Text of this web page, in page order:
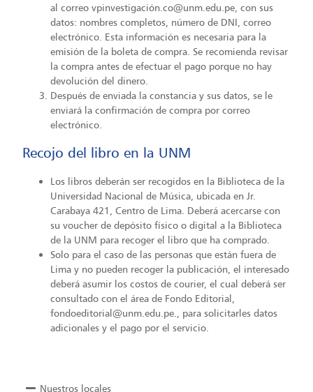
al correo vpinvestigación.co@unm.edu.pe, con sus
datos: nombres completos, número de DNI, correo
electrónico. Esta información es necesaria para la
emisión de la boleta de compra. Se recomienda revisar
la compra antes de efectuar el pago porque no hay
devolución del dinero.
Después de enviada la constancia y sus datos, se le
enviará la confirmación de compra por correo
electrónico.
Recojo del libro en la UNM
Los libros deberán ser recogidos en la Biblioteca de la
Universidad Nacional de Música, ubicada en Jr.
Carabaya 421, Centro de Lima. Deberá acercarse con
su voucher de depósito físico o digital a la Biblioteca
de la UNM para recoger el libro que ha comprado.
Solo para el caso de las personas que están fuera de
Lima y no pueden recoger la publicación, el interesado
deberá asumir los costos de courier, el cual deberá ser
consultado con el área de Fondo Editorial,
fondoeditorial@unm.edu.pe., para solicitarles datos
adicionales y el pago por el servicio.
Nuestros locales